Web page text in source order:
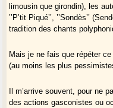
limousin que girondin), les
’’P’tit Piqué’’, ’’Sondès’’
tradition des chants
Mais je ne fais que répéter
(au moins les plus
Il m’arrive souvent, pour ne
des actions gasconistes ou